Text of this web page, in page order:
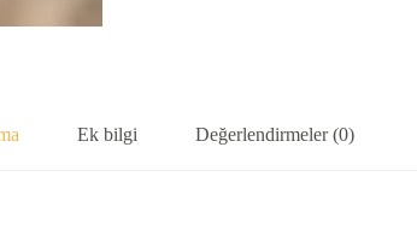
Ek bilgi Değerlendirmeler (0)